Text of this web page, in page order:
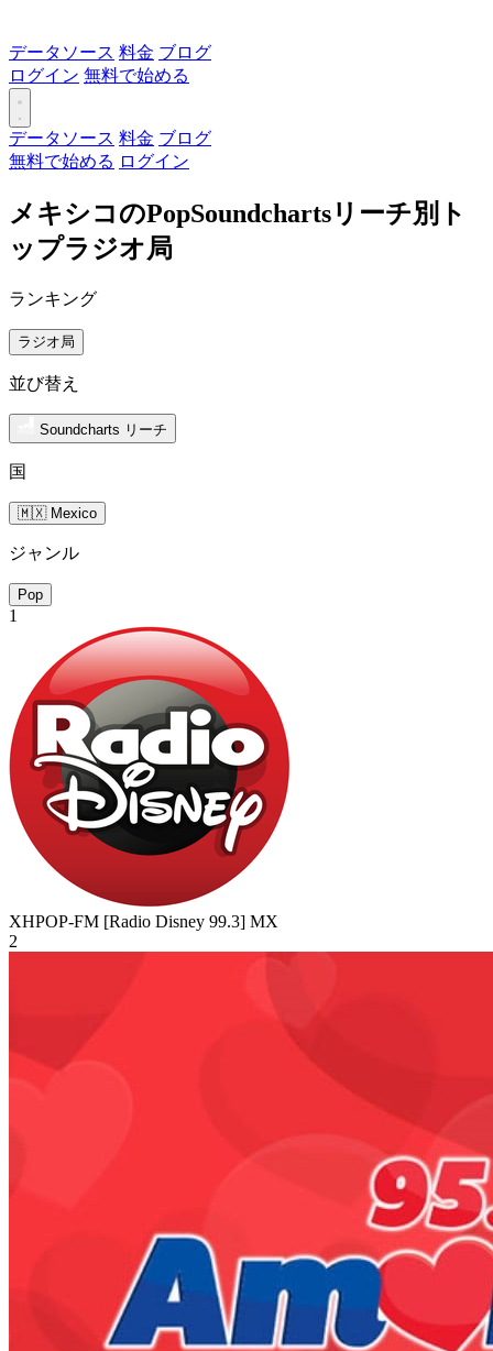
データソース 料金 ブログ
ログイン 無料で始める
データソース 料金 ブログ
無料で始める ログイン
メキシコのPopSoundchartsリーチ別ト
ップラジオ局
ランキング
ラジオ局
並び替え
Soundcharts リーチ
国
🇲🇽 Mexico
ジャンル
Pop
1
XHPOP-FM [Radio Disney 99.3] MX
2